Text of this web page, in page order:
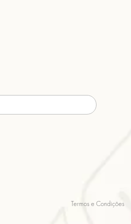
Termos e Condições